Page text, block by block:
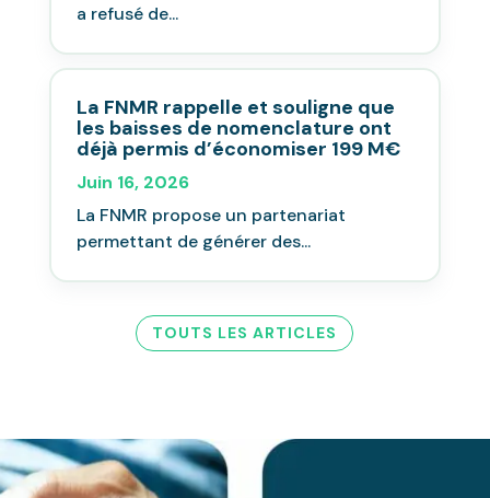
a refusé de...
La FNMR rappelle et souligne que
les baisses de nomenclature ont
déjà permis d’économiser 199 M€
Juin 16, 2026
La FNMR propose un partenariat
permettant de générer des...
TOUTS LES ARTICLES